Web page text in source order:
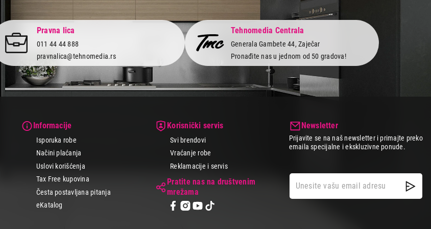
izbor dostupnih modela svih ovih uređaja, po pristupačnim cenama, odličnim uslovima kupovine i različitim načinima
koji se najbolje uklapa u tvoj budžet.
ili najbližu prodavnicu i opremi se vrhunskim medicinskim aparatima koji će ti pomoći da kontrolišeš svoje zdravlje i
najbolji mogući način.
Pravna lica
011 44 44 888
pravnalica@tehnomedia.rs
Tehnomedia Centrala
Generala Gambete 44, Zaječar
Pronađite nas u jednom od 50 gradova!
Informacije
Isporuka robe
Načini plaćanja
Uslovi korišćenja
Tax Free kupovina
Česta postavljana pitanja
eKatalog
Korisnički servis
Svi brendovi
Vraćanje robe
Reklamacije i servis
Pratite nas na društvenim
mrežama
Newsletter
Prijavite se na naš newsletter i primajte preko
emaila specijalne i ekskluzivne ponude.